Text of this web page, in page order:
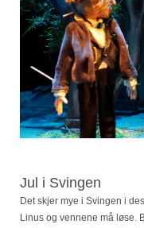
Jul i Svingen
Det skjer mye i Svingen i
Linus og vennene må løse.